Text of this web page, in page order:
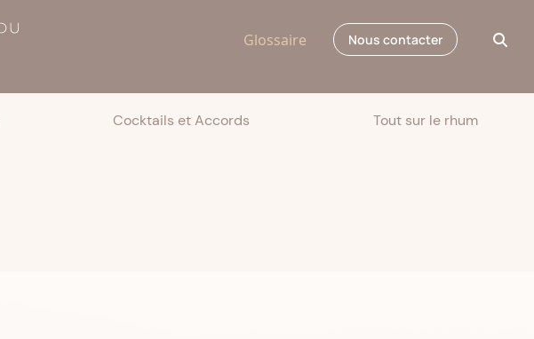
Glossaire Nous contacter
Cocktails et Accords Tout sur le rhum